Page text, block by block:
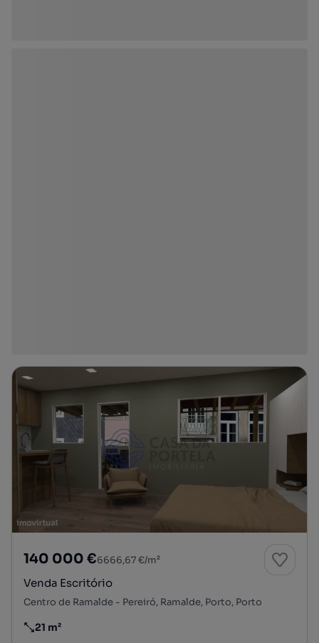
140 000 €6666,67 €/m²
Venda Escritório
Centro de Ramalde - Pereiró, Ramalde, Porto, Porto
Preço por metro quadrado
21 m²